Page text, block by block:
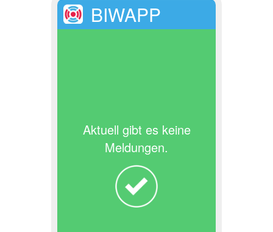
BIWAPP
Aktuell gibt es keine
Meldungen.